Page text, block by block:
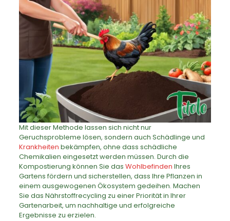
Mit dieser Methode lassen sich nicht nur
Geruchsprobleme lösen, sondern auch Schädlinge und
Krankheiten bekämpfen, ohne dass schädliche
Chemikalien eingesetzt werden müssen. Durch die
Kompostierung können Sie das Wohlbefinden Ihres
Gartens fördern und sicherstellen, dass Ihre Pflanzen in
einem ausgewogenen Ökosystem gedeihen. Machen
Sie das Nährstoffrecycling zu einer Priorität in Ihrer
Gartenarbeit, um nachhaltige und erfolgreiche
Ergebnisse zu erzielen.